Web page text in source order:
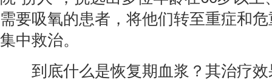
需要吸氧的患者，将他们转至重症和
集中救治。
到底什么是恢复期血浆？其治疗效